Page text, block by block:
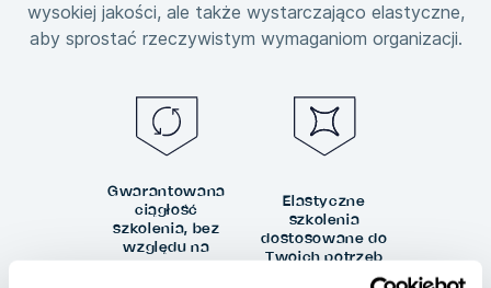
wysokiej jakości, ale także wystarczająco elastyczne,
aby sprostać rzeczywistym wymaganiom organizacji.
Gwarantowana
ciągłość
szkolenia, bez
względu na
Elastyczne
szkolenia
dostosowane do
Twoich potrzeb